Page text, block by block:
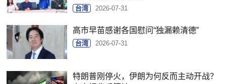
台湾 2026-07-31
高市早苗感谢各国慰问“独漏赖清德”
台湾 2026-07-31
特朗普刚停火，伊朗为何反而主动开战？